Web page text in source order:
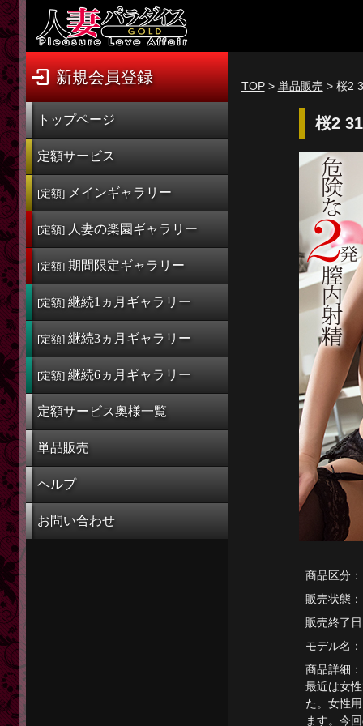
新規会員登録 ログイン
トップページ
定額サービス
[定額] メインギャラリー
[定額] 人妻楽園ギャラリー
[定額] 期間限定ギャラリー
[定額] 継続1カ月ギャラリー
[定額] 継続3カ月ギャラリー
[定額] 継続6カ月ギャラリー
定額奥様一覧
単品販売
ヘルプ
お問い合わせ
新規会員登録
トップページ
定額サービス
[定額] メインギャラリー
[定額] 人妻の楽園ギャラリー
[定額] 期間限定ギャラリー
[定額] 継続1ヵ月 ギャラリー
[定額] 継続3ヵ月 ギャラリー
[定額] 継続6ヵ月 ギャラリー
定額サービス奥様一覧
単品販売
ヘルプ
お問い合わせ
TOP> 単品販売 > 桜2
桜2
商品区分
販売状態
販売終了
モデル名：
商品詳細：
最近は女
た。女性
ます。今